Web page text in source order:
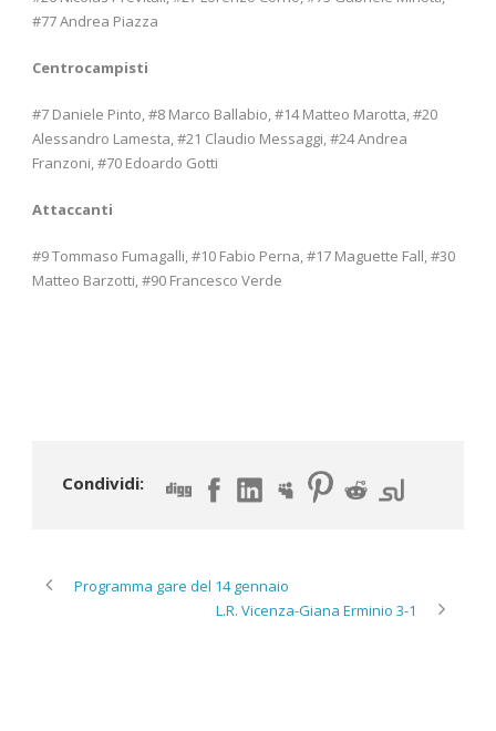
#77 Andrea Piazza
Centrocampisti
#7 Daniele Pinto, #8 Marco Ballabio, #14 Matteo Marotta, #20
Alessandro Lamesta, #21 Claudio Messaggi, #24 Andrea
Franzoni, #70 Edoardo Gotti
Attaccanti
#9 Tommaso Fumagalli, #10 Fabio Perna, #17 Maguette Fall, #30
Matteo Barzotti, #90 Francesco Verde
Condividi:
Programma gare del 14 gennaio
L.R. Vicenza-Giana Erminio 3-1